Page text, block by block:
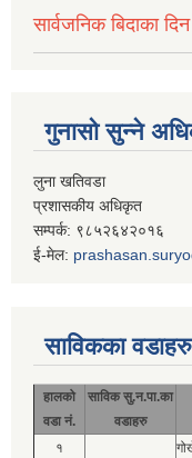
सार्वजनिक बिदाका
गुनासो सुन्ने
लुना खतिवडा
प्रशासकीय अधिकृत
सम्पर्क: ९८५२६४२०१६
ई-मेल:
साविकका वडाहरु
हालको
वडा नं.
साविक सु.न.पा.का
वडाहरु
१